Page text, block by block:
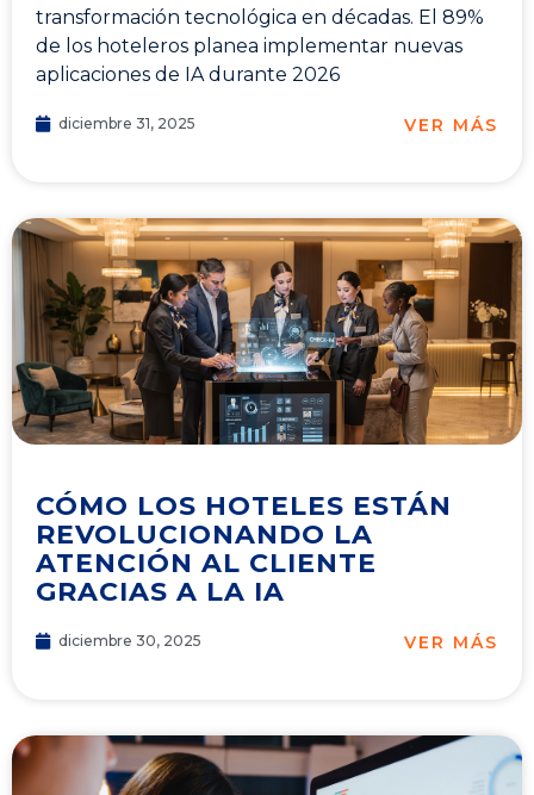
transformación tecnológica en décadas. El 89%
de los hoteleros planea implementar nuevas
aplicaciones de IA durante 2026
diciembre 31, 2025 VER MÁS
CÓMO LOS HOTELES ESTÁN
REVOLUCIONANDO LA
ATENCIÓN AL CLIENTE
GRACIAS A LA IA
diciembre 30, 2025 VER MÁS